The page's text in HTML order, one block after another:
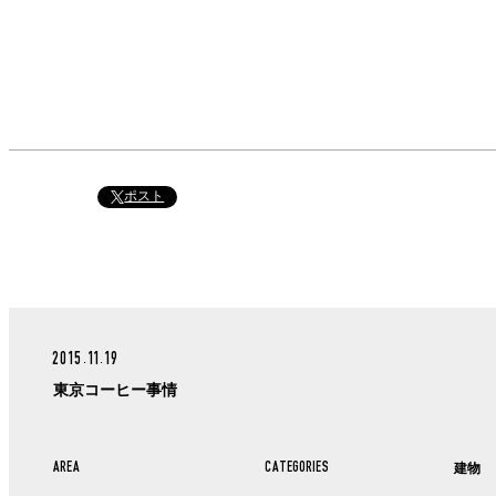
ポスト
2015.11.19
東京コーヒー事情
AREA CATEGORIES 建物